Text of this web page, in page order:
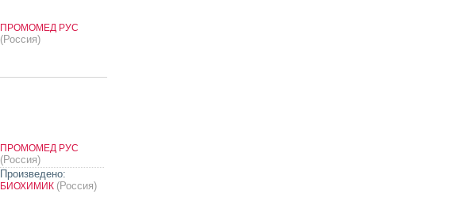
ПРОМОМЕД РУС
(Россия)
ПРОМОМЕД РУС
(Россия)
Произведено:
БИОХИМИК (Россия)